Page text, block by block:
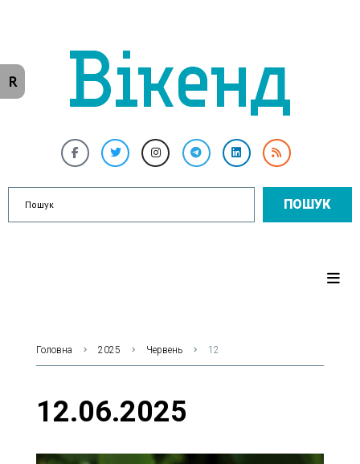
ПОШУК
Головна 2025 Червень 12
12.06.2025
R